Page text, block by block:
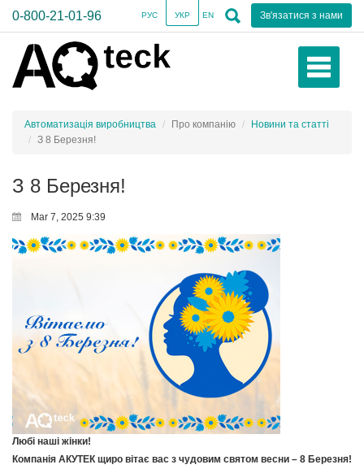
0-800-21-01-96 Зв'язатися з нами
РУС УКР EN
Автоматизація виробництва Про компанію
Новини та статті
З 8 Березня!
З 8 Березня!
Mar 7, 2025 9:39
Любі наші жінки!
Компанія АКУТЕК щиро вітає вас з чудовим святом весни – 8 Березня!